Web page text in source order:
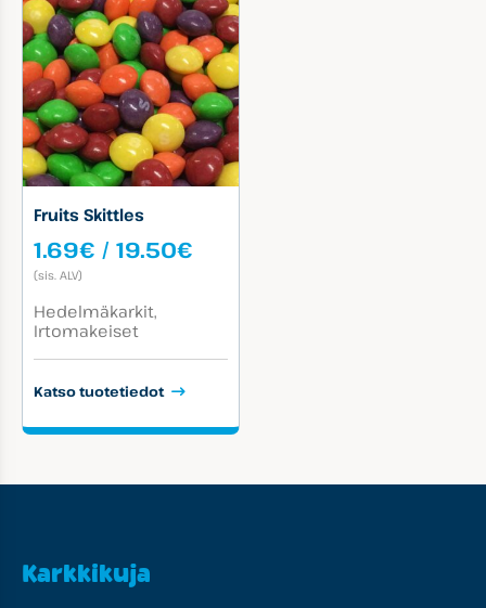
Fruits Skittles
1.69€ / 19.50€
(sis. ALV)
Tuotekategoriat:
Hedelmäkarkit
Irtomakeiset
Katso tuotetiedot
Karkkikuja